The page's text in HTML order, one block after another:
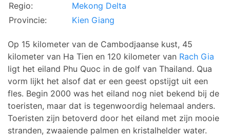
Regio:
Mekong Delta
Provincie:
Kien Giang
Op 15 kilometer van de Cambodjaanse kust, 45
kilometer van Ha Tien en 120 kilometer van Rach Gia
ligt het eiland Phu Quoc in de golf van Thailand. Qua
vorm lijkt het alsof dat er een geest opstijgt uit een
fles. Begin 2000 was het eiland nog niet bekend bij de
toeristen, maar dat is tegenwoordig helemaal anders.
Toeristen zijn betoverd door het eiland met zijn mooie
stranden, zwaaiende palmen en kristalhelder water.